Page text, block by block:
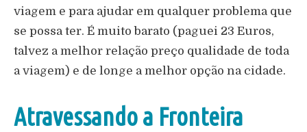
viagem e para ajudar em qualquer problema que
se possa ter. É muito barato (paguei 23 Euros,
talvez a melhor relação preço qualidade de toda
a viagem) e de longe a melhor opção na cidade.
Atravessando a Fronteira